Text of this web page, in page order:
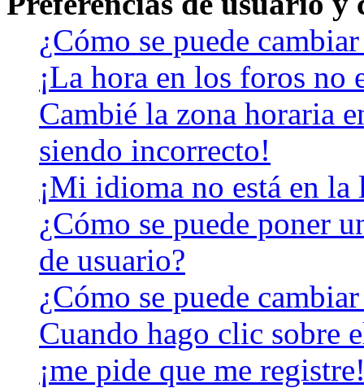
¿Cómo se puede
¡La hora en los foros no
Cambié la zona horaria
siendo incorrecto!
¡Mi idioma no está en la
¿Cómo se puede poner
de usuario?
¿Cómo se puede
Cuando hago clic sobre
¡me pide que me